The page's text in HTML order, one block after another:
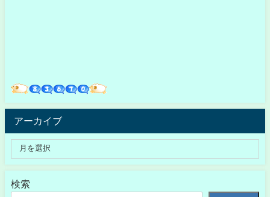
アーカイブ
検索